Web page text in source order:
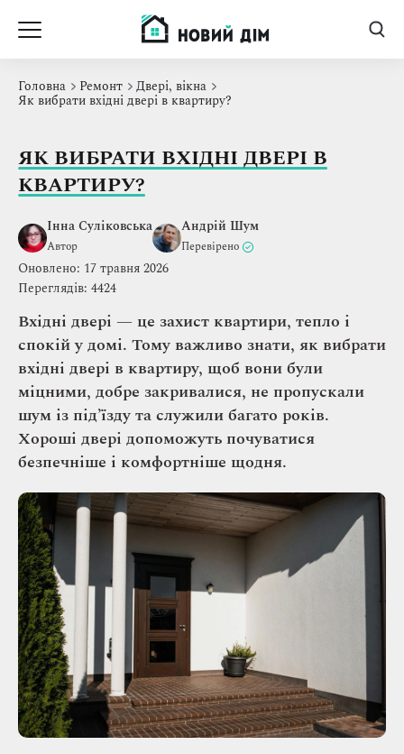
Головна Ремонт Двері, вікна
Як вибрати вхідні двері в квартиру?
ЯК ВИБРАТИ ВХІДНІ ДВЕРІ В
КВАРТИРУ?
Інна Суліковська
Автор
Андрій Шум
Перевірено
Оновлено: 17 травня 2026
Переглядів: 4424
Вхідні двері — це захист квартири, тепло і
спокій у домі. Тому важливо знати, як вибрати
вхідні двері в квартиру, щоб вони були
міцними, добре закривалися, не пропускали
шум із під’їзду та служили багато років.
Хороші двері допоможуть почуватися
безпечніше і комфортніше щодня.